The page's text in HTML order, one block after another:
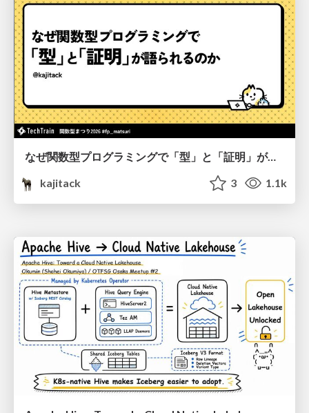
なぜ関数型プログラミングで「型」と「証明」が語られるのか #fp_matsuri
kajitack
3 1.1k